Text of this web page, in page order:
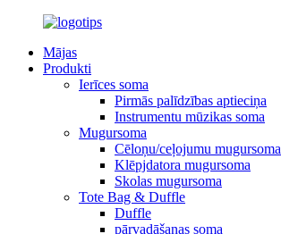
Mājas
Produkti
Ierīces soma
Pirmās palīdzības aptieciņa
Instrumentu mūzikas soma
Mugursoma
Cēloņu/ceļojumu mugursoma
Klēpjdatora mugursoma
Skolas mugursoma
Tote Bag & Duffle
Duffle
pārvadāšanas soma